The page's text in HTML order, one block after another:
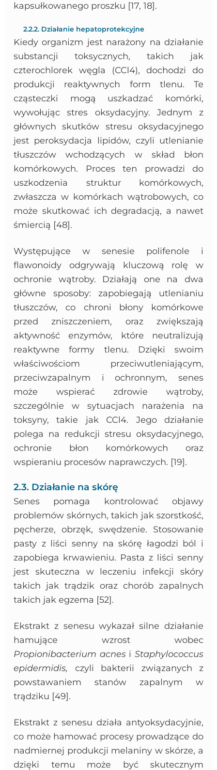
kapsułkowanego proszku [17, 18].
2.2.2. Działanie hepatoprotekcyjne
Kiedy organizm jest narażony na działanie
substancji toksycznych, takich jak
czterochlorek węgla (CCl4), dochodzi do
produkcji reaktywnych form tlenu. Te
cząsteczki mogą uszkadzać komórki,
wywołując stres oksydacyjny. Jednym z
głównych skutków stresu oksydacyjnego
jest peroksydacja lipidów, czyli utlenianie
tłuszczów wchodzących w skład błon
komórkowych. Proces ten prowadzi do
uszkodzenia struktur komórkowych,
zwłaszcza w komórkach wątrobowych, co
może skutkować ich degradacją, a nawet
śmiercią [48].
Występujące w senesie polifenole i
flawonoidy odgrywają kluczową rolę w
ochronie wątroby. Działają one na dwa
główne sposoby: zapobiegają utlenianiu
tłuszczów, co chroni błony komórkowe
przed zniszczeniem, oraz zwiększają
aktywność enzymów, które neutralizują
reaktywne formy tlenu. Dzięki swoim
właściwościom przeciwutleniającym,
przeciwzapalnym i ochronnym, senes
może wspierać zdrowie wątroby,
szczególnie w sytuacjach narażenia na
toksyny, takie jak CCl4. Jego działanie
polega na redukcji stresu oksydacyjnego,
ochronie błon komórkowych oraz
wspieraniu procesów naprawczych. [19].
2.3. Działanie na skórę
Senes pomaga kontrolować objawy
problemów skórnych, takich jak szorstkość,
pęcherze, obrzęk, swędzenie. Stosowanie
pasty z liści senny na skórę łagodzi ból i
zapobiega krwawieniu. Pasta z liści senny
jest skuteczna w leczeniu infekcji skóry
takich jak trądzik oraz chorób zapalnych
takich jak egzema [52].
Ekstrakt z senesu wykazał silne działanie
hamujące wzrost wobec
Propionibacterium acnesiStaphylococcus
epidermidis, czyli bakterii związanych z
powstawaniem stanów zapalnym w
trądziku [49].
Ekstrakt z senesu działa antyoksydacyjnie,
co może hamować procesy prowadzące do
nadmiernej produkcji melaniny w skórze, a
dzięki temu może być skutecznym